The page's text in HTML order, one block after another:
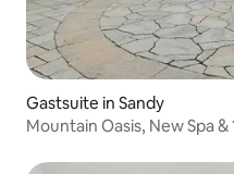
Gastsuite in Sandy
Mountain Oasis, New Spa &